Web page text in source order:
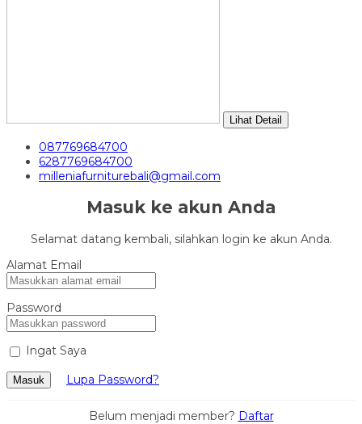
Lihat Detail
087769684700
6287769684700
milleniafurniturebali@gmail.com
Masuk ke akun Anda
Selamat datang kembali, silahkan login ke akun Anda.
Alamat Email
Password
Ingat Saya
Masuk Lupa Password?
Belum menjadi member? Daftar